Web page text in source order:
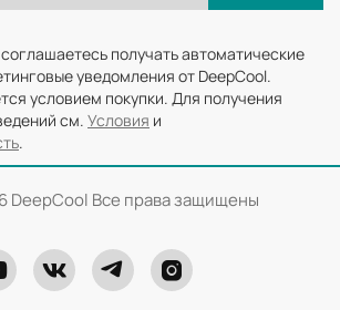
получать автоматические
уведомления от DeepCool.
условием покупки. Для получения
см. Условия и
.
DeepCool Все права защищены